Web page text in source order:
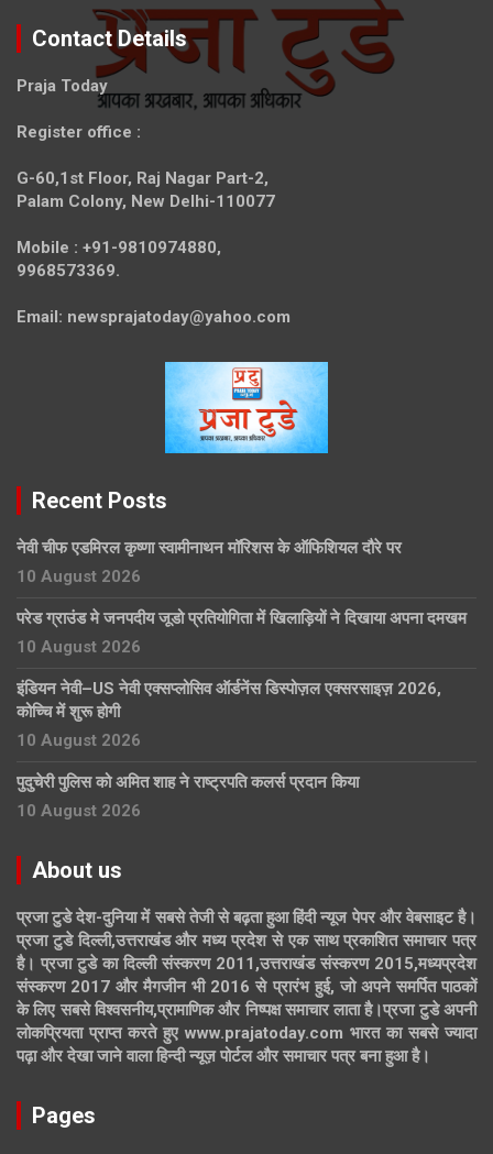
Contact Details
Praja Today
Register office :
G-60,1st Floor, Raj Nagar Part-2,
Palam Colony, New Delhi-110077
Mobile : +91-9810974880,
9968573369.
Email: newsprajatoday@yahoo.com
Recent Posts
नेवी चीफ एडमिरल कृष्णा स्वामीनाथन मॉरिशस के ऑफिशियल दौरे पर
10 August 2026
परेड ग्राउंड मे जनपदीय जूडो प्रतियोगिता में खिलाड़ियों ने दिखाया अपना दमखम
10 August 2026
इंडियन नेवी–US नेवी एक्सप्लोसिव ऑर्डनेंस डिस्पोज़ल एक्सरसाइज़ 2026,
कोच्चि में शुरू होगी
10 August 2026
पुदुचेरी पुलिस को अमित शाह ने राष्ट्रपति कलर्स प्रदान किया
10 August 2026
About us
प्रजा टुडे देश-दुनिया में सबसे तेजी से बढ़ता हुआ हिंदी न्यूज पेपर और वेबसाइट है।
प्रजा टुडे दिल्ली,उत्तराखंड और मध्य प्रदेश से एक साथ प्रकाशित समाचार पत्र
है। प्रजा टुडे का दिल्ली संस्करण 2011,उत्तराखंड संस्करण 2015,मध्यप्रदेश
संस्करण 2017 और मैगजीन भी 2016 से प्रारंभ हुई, जो अपने समर्पित पाठकों
के लिए सबसे विश्वसनीय,प्रामाणिक और निष्पक्ष समाचार लाता है।प्रजा टुडे अपनी
लोकप्रियता प्राप्त करते हुए www.prajatoday.com भारत का सबसे ज्यादा
पढ़ा और देखा जाने वाला हिन्दी न्यूज़ पोर्टल और समाचार पत्र बना हुआ है।
Pages